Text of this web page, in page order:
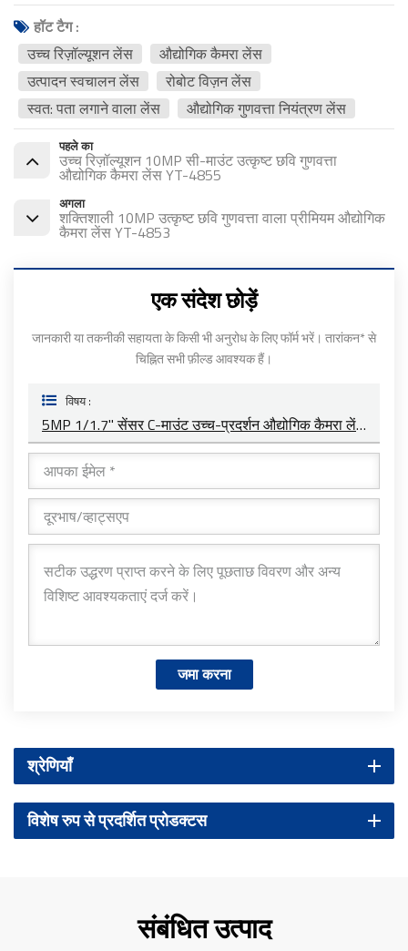
हॉट टैग :
उच्च रिज़ॉल्यूशन लेंस
औद्योगिक कैमरा लेंस
उत्पादन स्वचालन लेंस
रोबोट विज़न लेंस
स्वत: पता लगाने वाला लेंस
औद्योगिक गुणवत्ता नियंत्रण लेंस
पहले का
उच्च रिज़ॉल्यूशन 10MP सी-माउंट उत्कृष्ट छवि गुणवत्ता
औद्योगिक कैमरा लेंस YT-4855
अगला
शक्तिशाली 10MP उत्कृष्ट छवि गुणवत्ता वाला प्रीमियम औद्योगिक
कैमरा लेंस YT-4853
एक संदेश छोड़ें
जानकारी या तकनीकी सहायता के किसी भी अनुरोध के लिए फॉर्म भरें। तारांकन* से
चिह्नित सभी फ़ील्ड आवश्यक हैं।
विषय :
5MP 1/1.7" सेंसर C-माउंट उच्च-प्रदर्शन औद्योगिक कैमरा लेंस YT-4854
जमा करना
श्रेणियाँ
विशेष रुप से प्रदर्शित प्रोडक्टस
संबंधित उत्पाद